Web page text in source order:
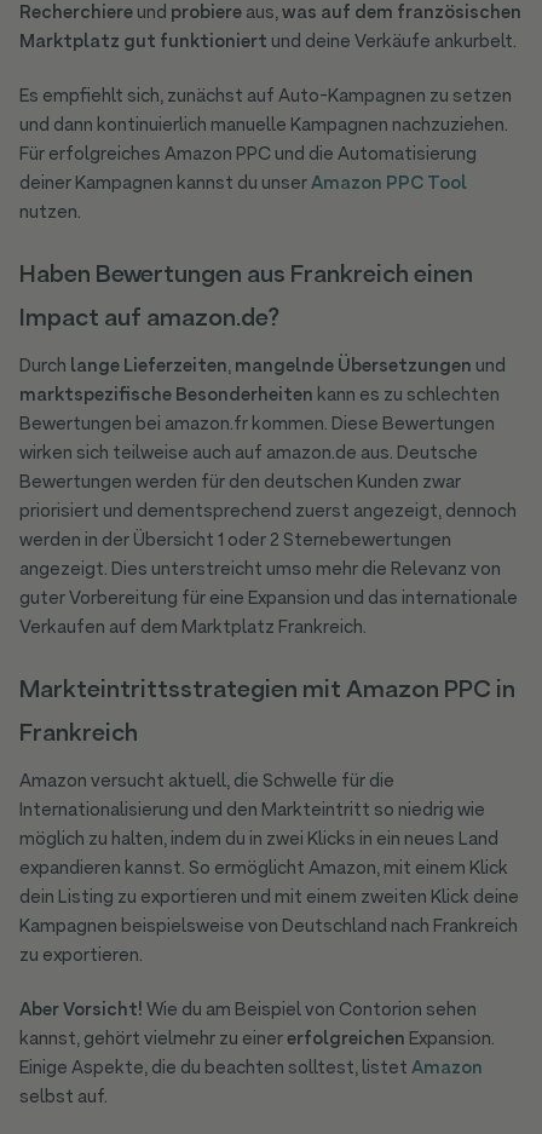
Recherchiereund probiereaus,was auf dem französischen
Marktplatz gut funktioniert und deine Verkäufe ankurbelt.
Es empfiehlt sich, zunächst auf Auto-Kampagnen zu setzen
und dann kontinuierlich manuelle Kampagnen nachzuziehen.
Für erfolgreiches Amazon PPC und die Automatisierung
deiner Kampagnen kannst du unserAmazon PPC Tool
nutzen.
Haben Bewertungen aus Frankreich einen
Impact auf amazon.de?
Durch lange Lieferzeiten,mangelnde Übersetzungen und
marktspezifische Besonderheiten kann es zu schlechten
Bewertungen bei amazon.fr kommen. Diese Bewertungen
wirken sich teilweise auch auf amazon.de aus. Deutsche
Bewertungen werden für den deutschen Kunden zwar
priorisiert und dementsprechend zuerst angezeigt, dennoch
werden in der Übersicht 1 oder 2 Sternebewertungen
angezeigt. Dies unterstreicht umso mehr die Relevanz von
guter Vorbereitung für eine Expansion und das internationale
Verkaufen auf dem Marktplatz Frankreich.
Markteintrittsstrategien mit Amazon PPC in
Frankreich
Amazon versucht aktuell, die Schwelle für die
Internationalisierung und den Markteintritt so niedrig wie
möglich zu halten, indem du in zwei Klicks in ein neues Land
expandieren kannst. So ermöglicht Amazon, mit einem Klick
dein Listing zu exportieren und mit einem zweiten Klick deine
Kampagnen beispielsweise von Deutschland nach Frankreich
zu exportieren.
Aber Vorsicht!Wie du am Beispiel von Contorion sehen
kannst, gehört vielmehr zu einererfolgreichen Expansion.
Einige Aspekte, die du beachten solltest, listetAmazon
selbst auf.